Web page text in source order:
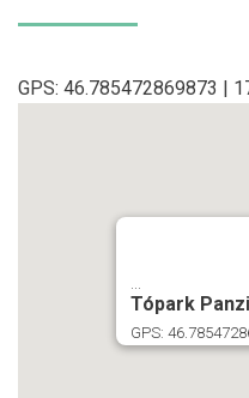
GPS: 46.785472869873 |
...
Tópark
GPS: